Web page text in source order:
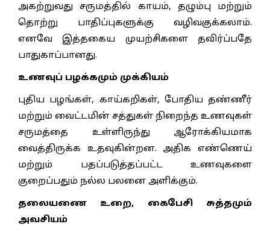
அகற்றுவது சருமத்தில் காயம், தழும்பு மற்றும்
தொற்று பாதிப்புகளுக்கு வழிவகுக்கலாம்.
எனவே இத்தகைய முயற்சிகளை தவிர்ப்பதே
பாதுகாப்பானது.
உணவுப் பழக்கமும் முக்கியம்
புதிய பழங்கள், காய்கறிகள், போதிய தண்ணீர்
மற்றும் வைட்டமின் சத்துகள் நிறைந்த உணவுகள்
சருமத்தை உள்ளிருந்து ஆரோக்கியமாக
வைத்திருக்க உதவுகின்றன. அதிக எண்ணெய்
மற்றும் பதப்படுத்தப்பட்ட உணவுகளை
குறைப்பதும் நல்ல பலனை அளிக்கும்.
தலையணை உறை, கைபேசி சுத்தமும்
அவசியம்